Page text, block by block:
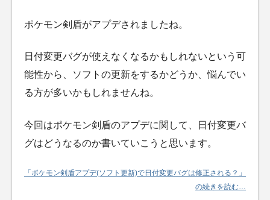
ポケモン剣盾がアプデされましたね。
日付変更バグが使えなくなるかもしれないという可
能性から、ソフトの更新をするかどうか、悩んでい
る方が多いかもしれませんね。
今回はポケモン剣盾のアプデに関して、日付変更バ
グはどうなるのか書いていこうと思います。
「ポケモン剣盾アプデ(ソフト更新)で日付変更バグは修正される？」
の続きを読む…